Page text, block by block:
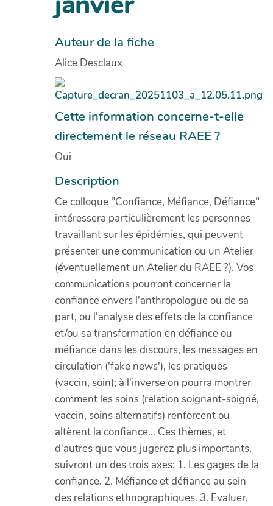
Auteur de la fiche
Alice Desclaux
Cette information concerne-t-elle
directement le réseau RAEE ?
Oui
Description
Ce colloque "Confiance, Méfiance, Défiance"
intéressera particulièrement les personnes
travaillant sur les épidémies, qui peuvent
présenter une communication ou un Atelier
(éventuellement un Atelier du RAEE ?). Vos
communications pourront concerner la
confiance envers l'anthropologue ou de sa
part, ou l'analyse des effets de la confiance
et/ou sa transformation en défiance ou
méfiance dans les discours, les messages en
circulation ('fake news'), les pratiques
(vaccin, soin); à l'inverse on pourra montrer
comment les soins (relation soignant-soigné,
vaccin, soins alternatifs) renforcent ou
altèrent la confiance... Ces thèmes, et
d'autres que vous jugerez plus importants,
suivront un des trois axes: 1. Les gages de la
confiance. 2. Méfiance et défiance au sein
des relations ethnographiques. 3. Evaluer,